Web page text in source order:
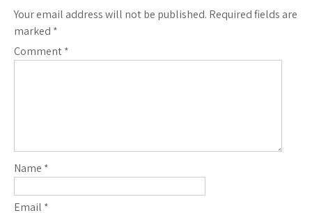
Your email address will not be published. Required fields are
marked *
Comment*
Name *
Email *